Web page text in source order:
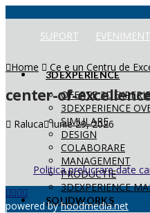
SUPORT
3DEXPERIENCE
OFERTE
3DEXPERIENCE
SIMULARE
DESIGN
COLABORARE
MANAGEMENT
PRODUCTIE
3DEXPERIENCE
SOLIDWORKS
Home Ce e un Centru de
center-of-
Raluca iunie 29, 2026
Politica prelucrare date
powered byhoodmedia.net